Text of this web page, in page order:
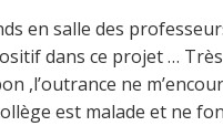
en salle des
dans ce projet …
,l’outrance ne
est malade et ne